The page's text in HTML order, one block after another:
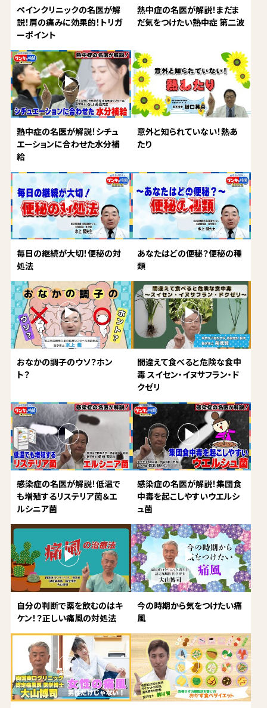
ペインクリニックの名医が解
説！肩の痛みに効果的！トリガ
ーポイント
熱中症の名医が解説！まだま
だ気をつけたい熱中症 第二波
熱中症の名医が解説！シチュ
エーションに合わせた水分補
給
意外と知られていない！熱あ
たり
毎日の継続が大切！便秘の対
処法
あなたはどの便秘？便秘の種
類
おなかの調子のウソ？ホン
ト？
間違えて食べると危険な食中
毒 スイセン・イヌサフラン・ド
クゼリ
感染症の名医が解説！低温で
も増殖するリステリア菌＆エ
ルシニア菌
感染症の名医が解説！集団食
中毒を起こしやすいウエルシ
ュ菌
自分の判断で薬を飲むのはキ
ケン！？正しい痛風の対処法
今の時期から気をつけたい痛
風